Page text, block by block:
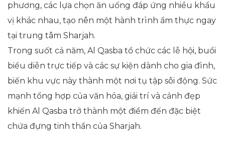
phương, các lựa chọn ăn uống đáp ứng nhiều khẩu
vị khác nhau, tạo nên một hành trình ẩm thực ngay
tại trung tâm Sharjah.
Trong suốt cả năm, Al Qasba tổ chức các lễ hội, buổi
biểu diễn trực tiếp và các sự kiện dành cho gia đình,
biến khu vực này thành một nơi tụ tập sôi động. Sức
mạnh tổng hợp của văn hóa, giải trí và cảnh đẹp
khiến Al Qasba trở thành một điểm đến đặc biệt
chứa đựng tinh thần của Sharjah.